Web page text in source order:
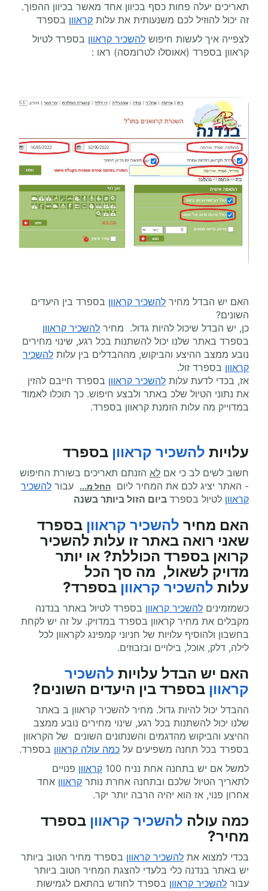
תאריכים יעלה פחות כסף בכיוון אחד מאשר בכיוון ההפוך.
זה יכול להוזיל לכם משנעותית את עלות קראוון בספרד
לצפייה איך לעשות חיפוש להשכיר קראוון בספרד לטיול
קראוון בספרד (אאוסלו לטרומסה) ראו :
האם יש הבדל מחיר להשכיר קראוון בספרד בין היעדים
השונים?
כן, יש הבדל שיכול להיות גדול. מחיר להשכיר קראוון
בספרד באתר שלנו יכול להשתנות בכל רגע, שינוי מחירים
נובע ממצב ההיצע והביקוש, מההבדלים בין עלות להשכיר
קראוון בספרד זול.
אז, בכדי לדעת עלות להשכיר קראוון בספרד חייבם להזין
את נתוני הטיול שלכ באתר ולבצע חיפוש. כך תוכלו לאמוד
במדוייק מה עלות הזמנת קראוון בספרד.
עלויות להשכיר קראוון בספרד
חשוב לשים לב כי אם לא הזנתם תאריכים בשורת החיפוש
- האתר יציג לכם את המחיר ליום החל מ... עבור להשכיר
קראוון לטיול בספרד ביום הזול ביותר בשנה
האם מחיר להשכיר קראוון בספרד
שאני רואה באתר זו עלות להשכיר
קרואן בספרד הכוללת? או יותר
מדויק לשאול, מה סך הכל
עלות להשכיר קראוון בספרד?
כשמזמינים להשכיר קראוון בספרד לטיול באתר בנדנה
מקבלים את מחיר קראוון בספרד במדויק. על זה יש לקחת
בחשבון ולהוסיף עלויות של חניוני קמפינג לקראוון לכל
לילה, דלק, אוכל, בילויים ובזבוזים.
האם יש הבדל עלויות להשכיר
קראוון בספרד בין היעדים השונים?
ההבדל יכול להיות גדול. מחיר להשכיר קראוון ב באתר
שלנו יכול להשתנות בכל רגע, שינוי מחירים נובע ממצב
ההיצע והביקוש מהדגמים והשנתונים השונים של הקראוון
בספרד בכל תחנה משפיעים על כמה עולה קראוון בספרד.
למשל אם יש בתחנה אחת נניח 100
קראוון פנויים
לתאריך הטיול שלכם ובתחנה אחרת נותר קראוון אחד
אחרון פנוי, אז הוא יהיה הרבה יותר יקר.
כמה עולה להשכיר קראוון בספרד
מחיר?
בכדי למצוא את להשכיר קראוון בספרד מחיר הטוב ביותר
יש באתר בנדנה כלי בלעדי להצגת המחיר הטוב ביותר
עבור להשכיר קראוון בספרד לחודש בהתאם לגמישות